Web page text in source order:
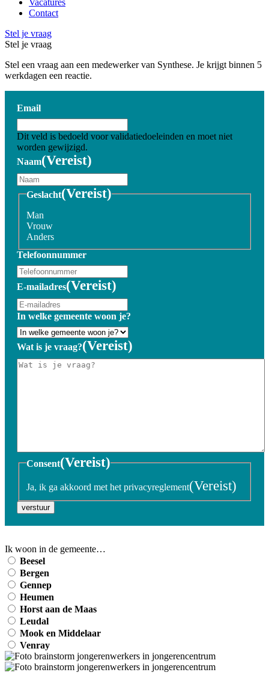
Vacatures
Contact
Stel je vraag
Stel je vraag
Stel een vraag aan een medewerker van Synthese. Je krijgt binnen 5
werkdagen een reactie.
Email
Dit veld is bedoeld voor validatiedoeleinden en moet niet
worden gewijzigd.
Naam(Vereist)
Geslacht(Vereist)
Man
Vrouw
Anders
Telefoonnummer
E-mailadres(Vereist)
In welke gemeente woon je?
Wat is je vraag?(Vereist)
Consent(Vereist)
Ja, ik ga akkoord met het privacyreglement(Vereist)
verstuur
Ik woon in de gemeente…
Beesel
Bergen
Gennep
Heumen
Horst aan de Maas
Leudal
Mook en Middelaar
Venray